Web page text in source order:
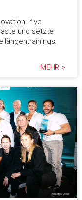
'five
und setzte
MEHR >